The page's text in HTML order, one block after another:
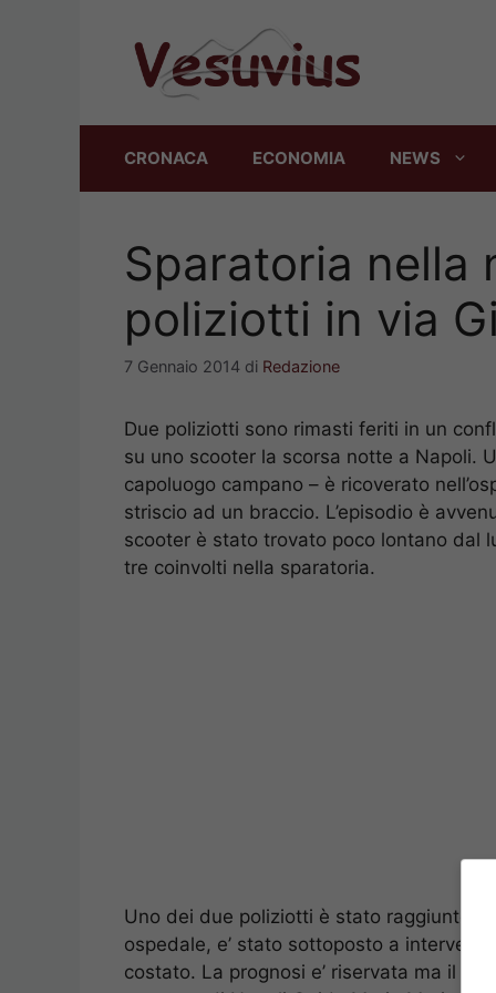
CRONACA ECONOMIA NEWS
Sparatoria nella
poliziotti in via
7 Gennaio 2014 di Redazione
Due poliziotti sono rimasti feriti in un
su uno scooter la scorsa notte a Napoli.
capoluogo campano – è ricoverato
striscio ad un braccio. L’episodio è
scooter è stato trovato poco lontano dal
tre coinvolti nella sparatoria.
Uno dei due poliziotti è stato raggiunto
ospedale, e’ stato sottoposto a
costato. La prognosi e’ riservata ma il